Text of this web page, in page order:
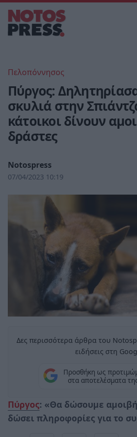
Πελοπόννησος
Πύργος:
σκυλιά στην
κάτοικοι δίνουν
δράστες
Notospress
07/04/2023 10:19
Δες περισσότερα άρθρα του
ειδήσεις στη
Προσθήκη ως
στα αποτελέσματα
Πύργος: «Θα δώσουμε
δώσει πληροφορίες για το